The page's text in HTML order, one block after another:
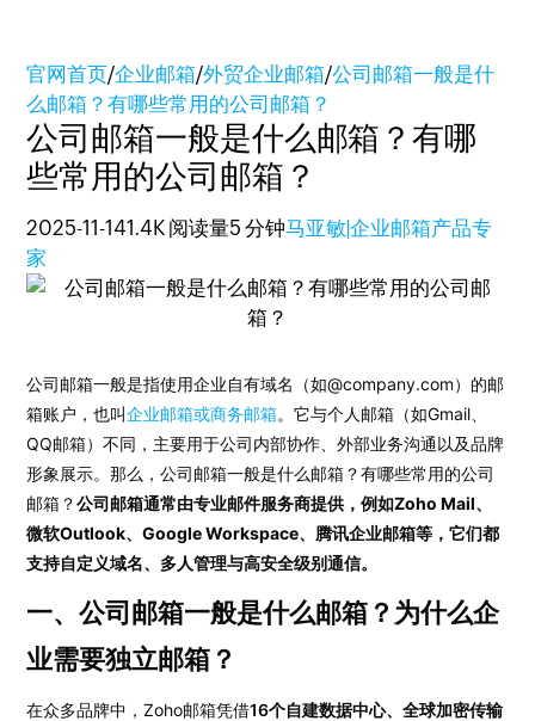
官网首页/企业邮箱/外贸企业邮箱/公司邮箱一般是什
么邮箱？有哪些常用的公司邮箱？
公司邮箱一般是什么邮箱？有哪
些常用的公司邮箱？
2025-11-141.4K 阅读量5 分钟马亚敏|企业邮箱产品专
家
公司邮箱一般是指使用企业自有域名（如@company.com）的邮
箱账户，也叫企业邮箱或商务邮箱。它与个人邮箱（如Gmail、
QQ邮箱）不同，主要用于公司内部协作、外部业务沟通以及品牌
形象展示。那么，公司邮箱一般是什么邮箱？有哪些常用的公司
邮箱？公司邮箱通常由专业邮件服务商提供，例如Zoho Mail、
微软Outlook、Google Workspace、腾讯企业邮箱等，它们都
支持自定义域名、多人管理与高安全级别通信。
一、公司邮箱一般是什么邮箱？为什么企
业需要独立邮箱？
在众多品牌中，Zoho邮箱凭借16个自建数据中心、全球加密传输